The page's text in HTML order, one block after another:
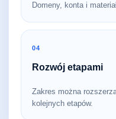
Domeny, konta i
04
Rozwój etapami
Zakres można
kolejnych etapów.